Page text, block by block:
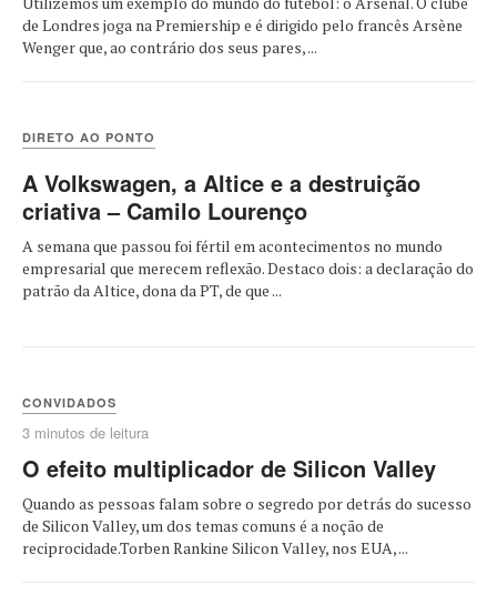
de Londres joga na Premiership e é dirigido pelo francês Arsène
Wenger que, ao contrário dos seus pares, ...
DIRETO AO PONTO
A Volkswagen, a Altice e a destruição
criativa – Camilo Lourenço
A semana que passou foi fértil em acontecimentos no mundo
empresarial que merecem reflexão. Destaco dois: a declaração do
patrão da Altice, dona da PT, de que ...
CONVIDADOS
3 minutos de leitura
O efeito multiplicador de Silicon Valley
Quando as pessoas falam sobre o segredo por detrás do sucesso
de Silicon Valley, um dos temas comuns é a noção de
reciprocidade.Torben Rankine Silicon Valley, nos EUA, ...